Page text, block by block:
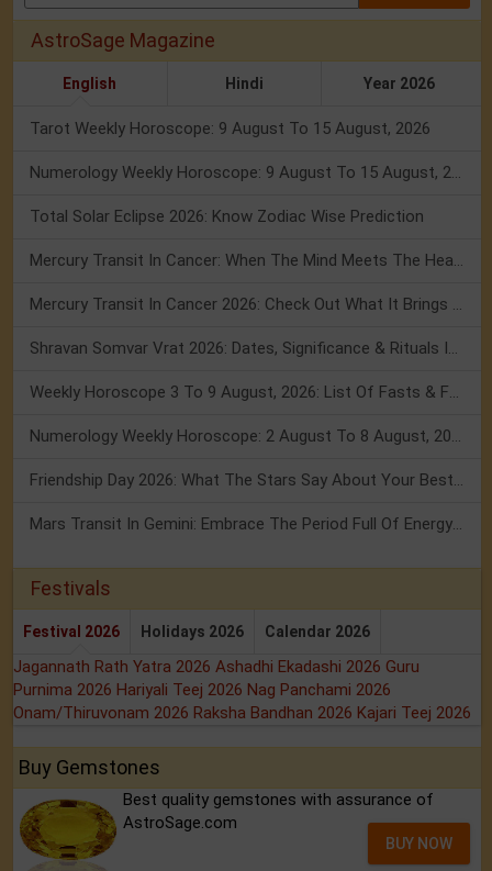
AstroSage Magazine
English Hindi Year 2026
Tarot Weekly Horoscope: 9 August To 15 August, 2026
Total Solar Eclipse 2026: Know Zodiac Wise Prediction
Festivals
Festival 2026 Holidays 2026 Calendar 2026
Jagannath Rath Yatra 2026 Ashadhi Ekadashi 2026 Guru
Purnima 2026 Hariyali Teej 2026 Nag Panchami 2026
Onam/Thiruvonam 2026 Raksha Bandhan 2026 Kajari Teej 2026
Buy Gemstones
Best quality gemstones with assurance of
AstroSage.com
BUY NOW